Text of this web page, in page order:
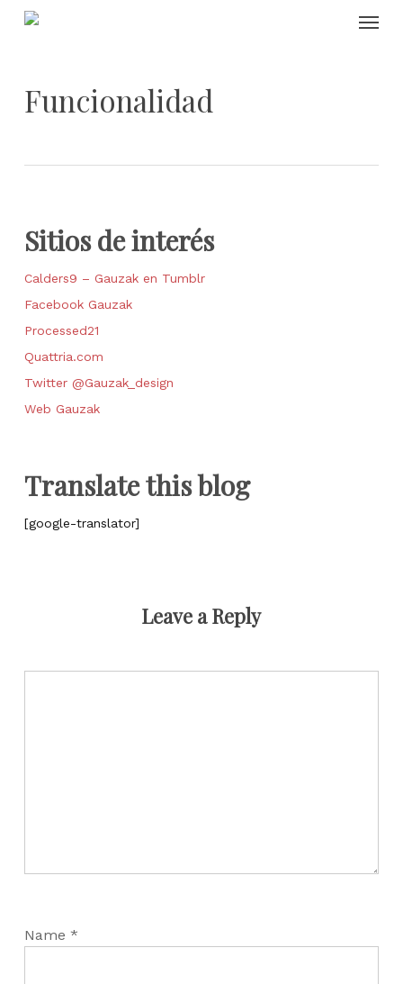
Skip
Funcionalidad
Sitios de interés
Calders9 – Gauzak en Tumblr
Facebook Gauzak
Processed21
Quattria.com
Twitter @Gauzak_design
Web Gauzak
Translate this blog
[google-translator]
Leave a Reply
Name *